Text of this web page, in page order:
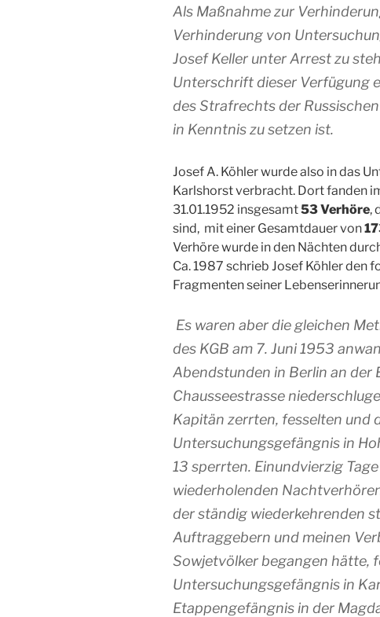
Als Maßnahme zur
Verhinderung von
Josef Keller unter Arrest zu
Unterschrift dieser Verfügung
des Strafrechts der
in Kenntnis zu setzen ist.
Josef A. Köhler wurde also in das
Karlshorst verbracht. Dort fanden
31.01.1952 insgesamt53 Verhöre,
sind, mit einer Gesamtdauer von
Verhöre wurde in den Nächten
Ca. 1987 schrieb Josef Köhler den
Fragmenten seiner
Es waren aber die gleichen
des KGB am 7. Juni 1953
Abendstunden in Berlin an der
Chausseestrasse
Kapitän zerrten, fesselten und
Untersuchungsgefängnis in
13 sperrten. Einundvierzig
wiederholenden
der ständig wiederkehrenden
Auftraggebern und meinen
Sowjetvölker begangen hätte,
Untersuchungsgefängnis in
Etappengefängnis in der